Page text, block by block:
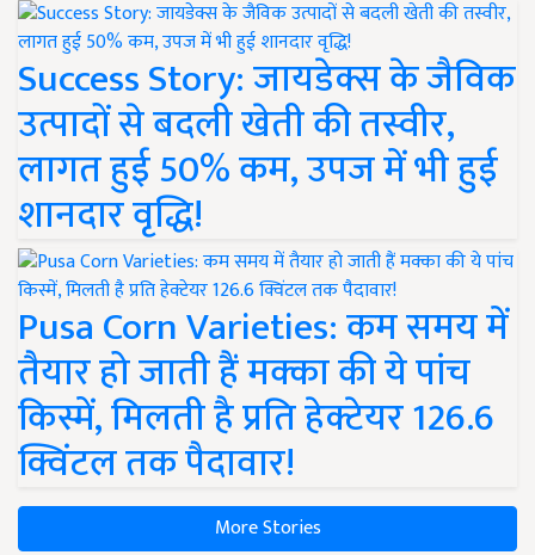
Success Story: जायडेक्स के जैविक
उत्पादों से बदली खेती की तस्वीर,
लागत हुई 50% कम, उपज में भी हुई
शानदार वृद्धि!
Pusa Corn Varieties: कम समय में
तैयार हो जाती हैं मक्का की ये पांच
किस्में, मिलती है प्रति हेक्टेयर 126.6
क्विंटल तक पैदावार!
More Stories